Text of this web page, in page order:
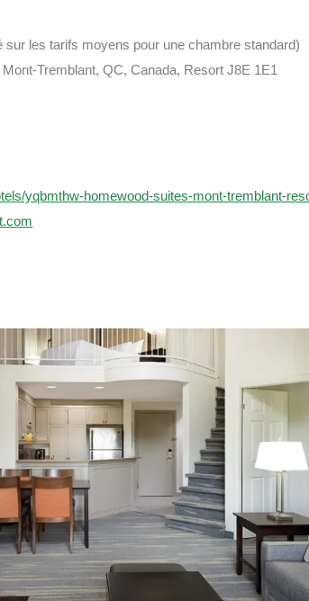
sur les tarifs moyens pour une chambre standard)
Tremblant, QC, Canada, Resort J8E 1E1
yqbmthw-homewood-suites-mont-tremblant-